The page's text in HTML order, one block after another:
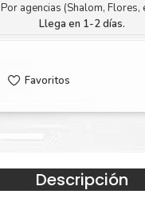
Por agencias (Shalom, Flores,
Llega en 1-2 días.
Favoritos
Descripción